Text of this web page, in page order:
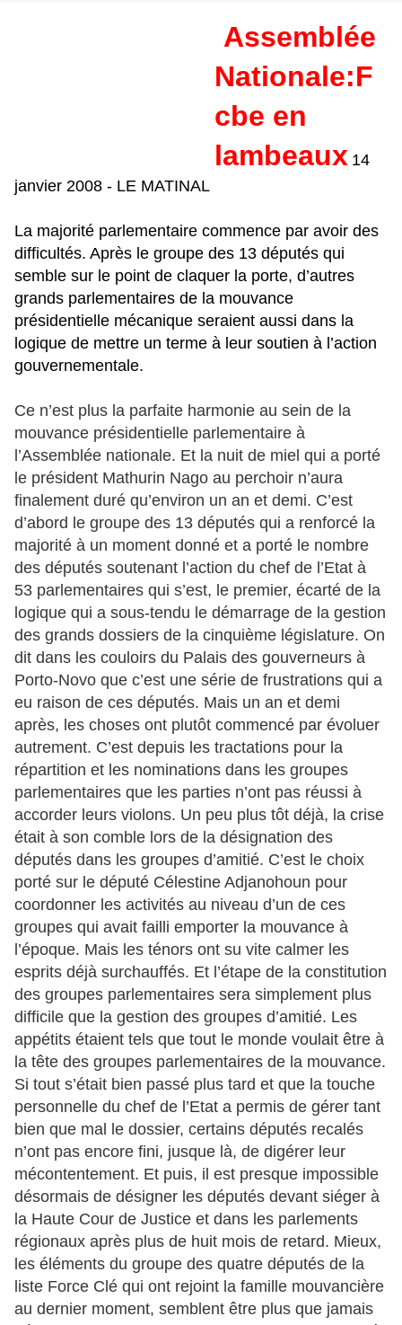
Assemblée
Nationale:F
cbe en
lambeaux 14
janvier 2008 - LE MATINAL
La majorité parlementaire commence par avoir des
difficultés. Après le groupe des 13 députés qui
semble sur le point de claquer la porte, d’autres
grands parlementaires de la mouvance
présidentielle mécanique seraient aussi dans la
logique de mettre un terme à leur soutien à l’action
gouvernementale.
Ce n’est plus la parfaite harmonie au sein de la
mouvance présidentielle parlementaire à
l’Assemblée nationale. Et la nuit de miel qui a porté
le président Mathurin Nago au perchoir n’aura
finalement duré qu’environ un an et demi. C’est
d’abord le groupe des 13 députés qui a renforcé la
majorité à un moment donné et a porté le nombre
des députés soutenant l’action du chef de l’Etat à
53 parlementaires qui s’est, le premier, écarté de la
logique qui a sous-tendu le démarrage de la gestion
des grands dossiers de la cinquième législature. On
dit dans les couloirs du Palais des gouverneurs à
Porto-Novo que c’est une série de frustrations qui a
eu raison de ces députés. Mais un an et demi
après, les choses ont plutôt commencé par évoluer
autrement. C’est depuis les tractations pour la
répartition et les nominations dans les groupes
parlementaires que les parties n’ont pas réussi à
accorder leurs violons. Un peu plus tôt déjà, la crise
était à son comble lors de la désignation des
députés dans les groupes d’amitié. C’est le choix
porté sur le député Célestine Adjanohoun pour
coordonner les activités au niveau d’un de ces
groupes qui avait failli emporter la mouvance à
l’époque. Mais les ténors ont su vite calmer les
esprits déjà surchauffés. Et l’étape de la constitution
des groupes parlementaires sera simplement plus
difficile que la gestion des groupes d’amitié. Les
appétits étaient tels que tout le monde voulait être à
la tête des groupes parlementaires de la mouvance.
Si tout s’était bien passé plus tard et que la touche
personnelle du chef de l’Etat a permis de gérer tant
bien que mal le dossier, certains députés recalés
n’ont pas encore fini, jusque là, de digérer leur
mécontentement. Et puis, il est presque impossible
désormais de désigner les députés devant siéger à
la Haute Cour de Justice et dans les parlements
régionaux après plus de huit mois de retard. Mieux,
les éléments du groupe des quatre députés de la
liste Force Clé qui ont rejoint la famille mouvancière
au dernier moment, semblent être plus que jamais